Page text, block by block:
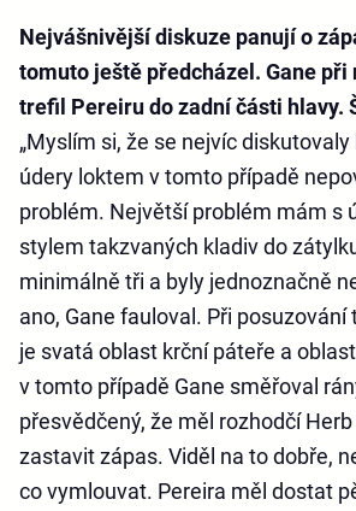
Nejvášnivější diskuze panují o
tomuto ještě předcházel. Gane
trefil Pereiru do zadní části hlavy.
„Myslím si, že se nejvíc
údery loktem v tomto případě
problém. Největší problém mám s
stylem takzvaných kladiv do
minimálně tři a byly jednoznačně
ano, Gane fauloval. Při
je svatá oblast krční páteře a
v tomto případě Gane směřoval
přesvědčený, že měl rozhodčí
zastavit zápas. Viděl na to dobře,
co vymlouvat. Pereira měl dostat